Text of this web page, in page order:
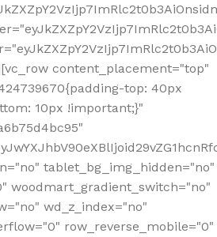
content_placement="top"
top: 40px
10px !important;}"
tablet_bg_img_hidden="no"
woodmart_gradient_switch="no"
wd_z_index="no"
row_reverse_mobile="0"